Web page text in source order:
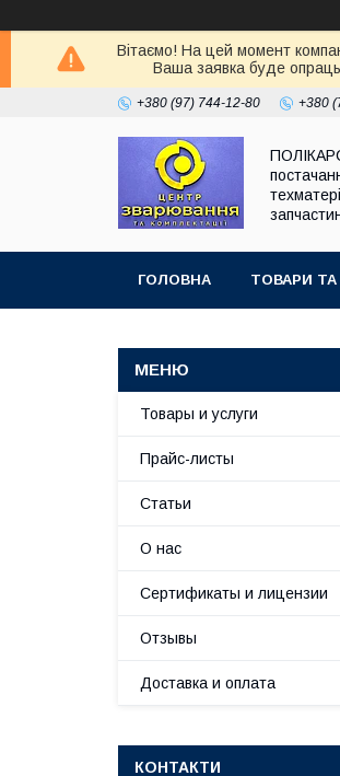
Вітаємо! На цей момент
Ваша заявка буде
+380 (97) 744-12-80 +380
ГОЛОВНА ТОВАРИ
Товары и услуги
Прайс-листы
Статьи
О нас
Сертификаты и лицензии
Отзывы
Доставка и оплата
КОНТАКТИ